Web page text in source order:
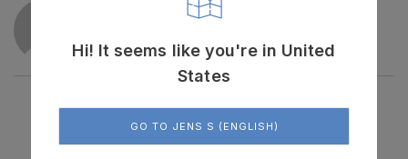
maja
Hi! It seems like you're in United
States
GO TO JENS S (ENGLISH)